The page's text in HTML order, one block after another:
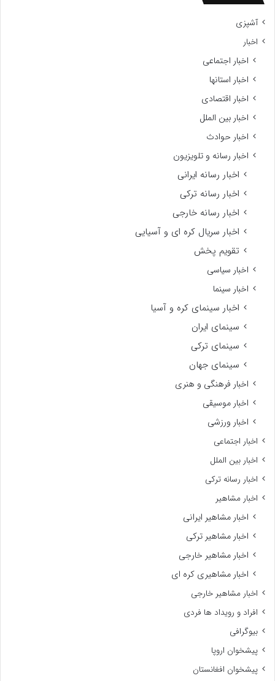
آشپزی
اخبار
اخبار اجتماعی
اخبار استانها
اخبار اقتصادی
اخبار بین الملل
اخبار حوادث
اخبار رسانه و تلویزیون
اخبار رسانه ایرانی
اخبار رسانه ترکی
اخبار رسانه خارجی
اخبار سریال کره ای و آسیایی
تقویم پخش
اخبار سیاسی
اخبار سینما
اخبار سینمای کره و آسیا
سینمای ایران
سینمای ترکی
سینمای جهان
اخبار فرهنگی و هنری
اخبار موسیقی
اخبار ورزشی
اخبار اجتماعی
اخبار بین الملل
اخبار رسانه ترکی
اخبار مشاهیر
اخبار مشاهیر ایرانی
اخبار مشاهیر ترکی
اخبار مشاهیر خارجی
اخبار مشاهیری کره ای
اخبار مشاهیر خارجی
افراد و رویداد ها فردی
بیوگرافی
پیشخوان اروپا
پیشخوان افغانستان